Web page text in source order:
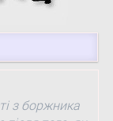
з боржника